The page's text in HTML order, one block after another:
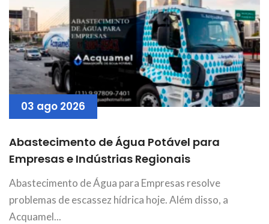
03 ago 2026
Abastecimento de Água Potável para
Empresas e Indústrias Regionais
Abastecimento de Água para Empresas resolve
problemas de escassez hídrica hoje. Além disso, a
Acquamel...